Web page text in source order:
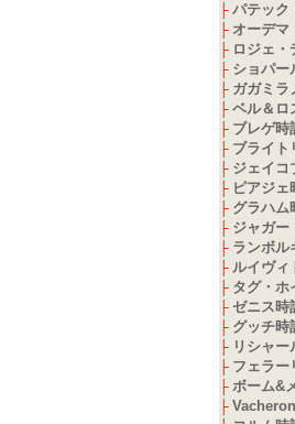
├ パテック
├ オーデマ
├ ロジェ・
├ ショパー
├ ガガミラ
├ ベル＆ロ
├ ブレゲ時
├ ブライト
├ ジェイコ
├ ピアジェ
├ グラハム
├ ジャガー
├ ランボル
├ ルイヴィ
├ タグ・ホ
├ ゼニス時
├ グッチ時
├ リシャ
├ フェラー
├ ボーム&
├